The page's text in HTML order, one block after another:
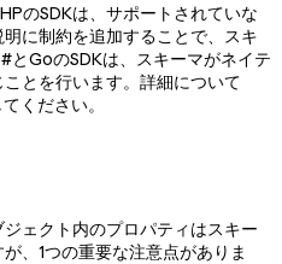
のSDKは、サポートされていな
に制約を追加することで、スキ
とGoのSDKは、スキーマがネイテ
とを行います。詳細について
ください。
ェクト内のプロパティはスキー
、1つの重要な注意点がありま